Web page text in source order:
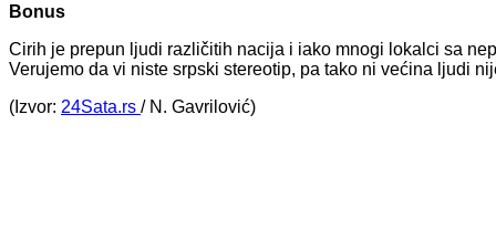
Bonus
Cirih je prepun ljudi različitih nacija i iako mnogi lokalci sa
Verujemo da vi niste srpski stereotip, pa tako ni većina ljudi
(Izvor: 24Sata.rs / N. Gavrilović)